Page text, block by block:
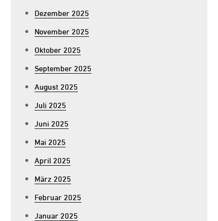
Dezember 2025
November 2025
Oktober 2025
September 2025
August 2025
Juli 2025
Juni 2025
Mai 2025
April 2025
März 2025
Februar 2025
Januar 2025